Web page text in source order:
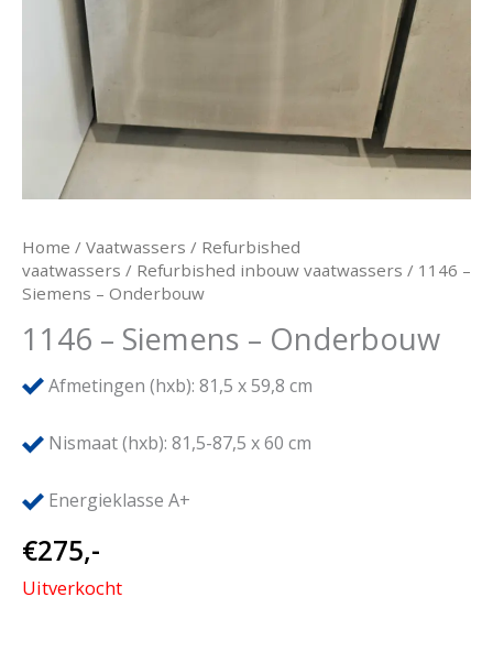
Home / Vaatwassers / Refurbished
vaatwassers / Refurbished inbouw vaatwassers / 1146 –
Siemens – Onderbouw
1146 – Siemens – Onderbouw
Afmetingen (hxb): 81,5 x 59,8 cm
Nismaat (hxb): 81,5-87,5 x 60 cm
Energieklasse A+
€275,-
Uitverkocht